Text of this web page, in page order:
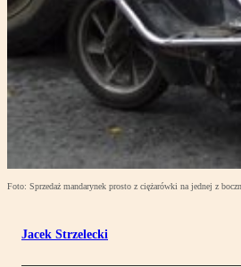
Foto: Sprzedaż mandarynek prosto z ciężarówki na jednej z
Jacek Strzelecki